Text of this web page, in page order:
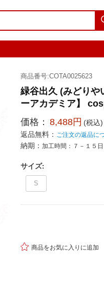
商品番号:COTA0025623
緑谷出久 (みどりや
ーアカデミア】
価格： 8,488円 (税込)
返品無料： ご注文の返品に
納期： 加工時間：７－１５
サイズ:
S
 商品をお気に入りに追加